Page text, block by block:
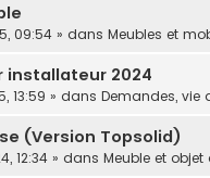
09:54 » dans Meubles et
installateur 2024
13:59 » dans Demandes, vie
(Version Topsolid)
12:34 » dans Meuble et objet